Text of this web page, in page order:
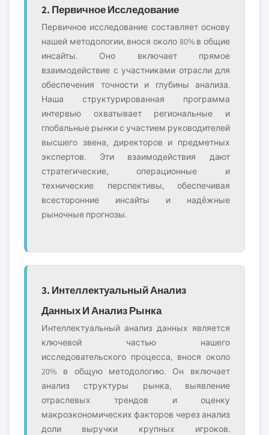
2. Первичное Исследование
Первичное исследование составляет основу
нашей методологии, внося около 80% в общие
инсайты. Оно включает прямое
взаимодействие с участниками отрасли для
обеспечения точности и глубины анализа.
Наша структурированная программа
интервью охватывает региональные и
глобальные рынки с участием руководителей
высшего звена, директоров и предметных
экспертов. Эти взаимодействия дают
стратегические, операционные и
технические перспективы, обеспечивая
всесторонние инсайты и надёжные
рыночные прогнозы.
3. Интеллектуальный Анализ
Данных И Анализ Рынка
Интеллектуальный анализ данных является
ключевой частью нашего
исследовательского процесса, внося около
20% в общую методологию. Он включает
анализ структуры рынка, выявление
отраслевых трендов и оценку
макроэкономических факторов через анализ
доли выручки крупных игроков.